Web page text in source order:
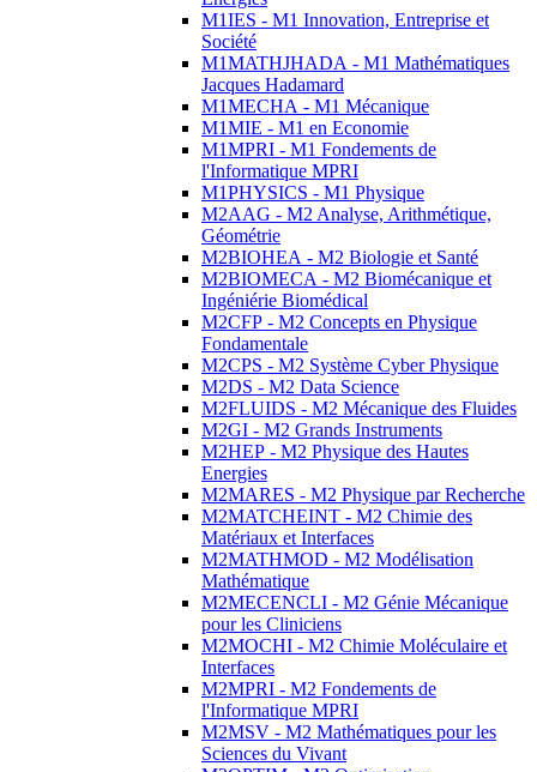
M1IES - M1 Innovation, Entreprise et
Société
M1MATHJHADA - M1 Mathématiques
Jacques Hadamard
M1MECHA - M1 Mécanique
M1MIE - M1 en Economie
M1MPRI - M1 Fondements de
l'Informatique MPRI
M1PHYSICS - M1 Physique
M2AAG - M2 Analyse, Arithmétique,
Géométrie
M2BIOHEA - M2 Biologie et Santé
M2BIOMECA - M2 Biomécanique et
Ingéniérie Biomédical
M2CFP - M2 Concepts en Physique
Fondamentale
M2CPS - M2 Système Cyber Physique
M2DS - M2 Data Science
M2FLUIDS - M2 Mécanique des Fluides
M2GI - M2 Grands Instruments
M2HEP - M2 Physique des Hautes
Energies
M2MARES - M2 Physique par Recherche
M2MATCHEINT - M2 Chimie des
Matériaux et Interfaces
M2MATHMOD - M2 Modélisation
Mathématique
M2MECENCLI - M2 Génie Mécanique
pour les Cliniciens
M2MOCHI - M2 Chimie Moléculaire et
Interfaces
M2MPRI - M2 Fondements de
l'Informatique MPRI
M2MSV - M2 Mathématiques pour les
Sciences du Vivant